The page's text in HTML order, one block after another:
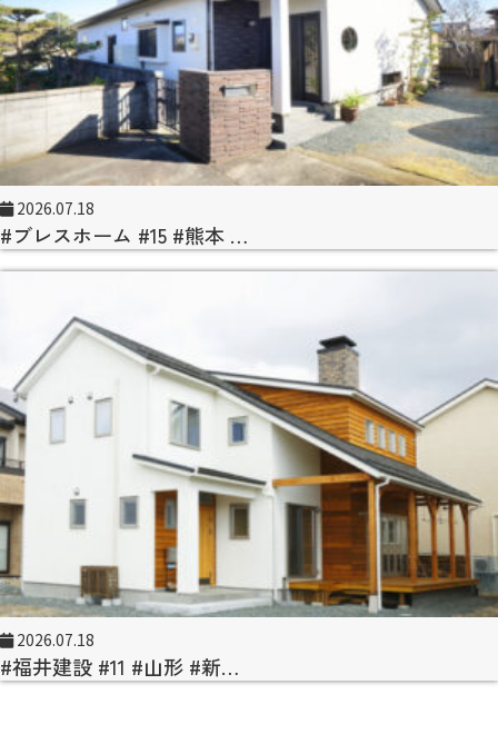
2026.07.18
#ブレスホーム #15 #熊本 …
2026.07.18
#福井建設 #11 #山形 #新…